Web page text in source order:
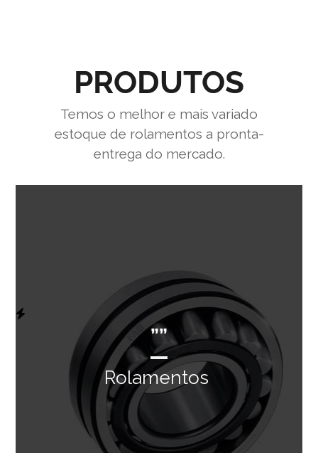
PRODUTOS
Temos o melhor e mais variado
estoque de rolamentos a pronta-
entrega do mercado.
””
Rolamentos